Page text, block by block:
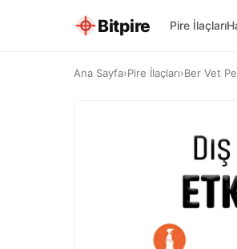
Bitpire Pire İlaçları
Ana Sayfa›Pire İlaçları›Ber Vet